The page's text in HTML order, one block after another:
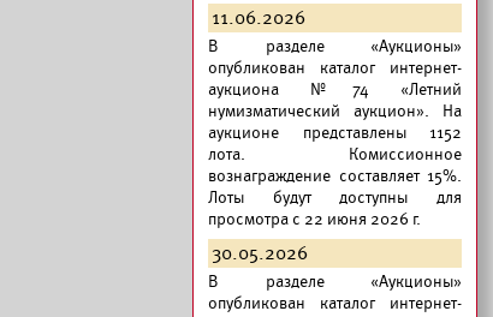
11.06.2026
В разделе «Аукционы»
опубликован каталог интернет-
аукциона №74 «Летний
нумизматический аукцион». На
аукционе представлены 1152
лота. Комиссионное
вознаграждение составляет 15%.
Лоты будут доступны для
просмотра с 22 июня 2026 г.
30.05.2026
В разделе «Аукционы»
опубликован каталог интернет-